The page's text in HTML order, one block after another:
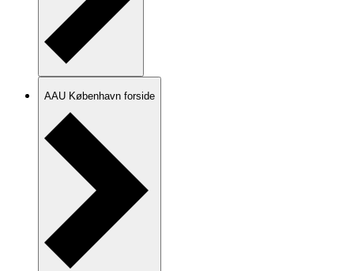
AAU København forside